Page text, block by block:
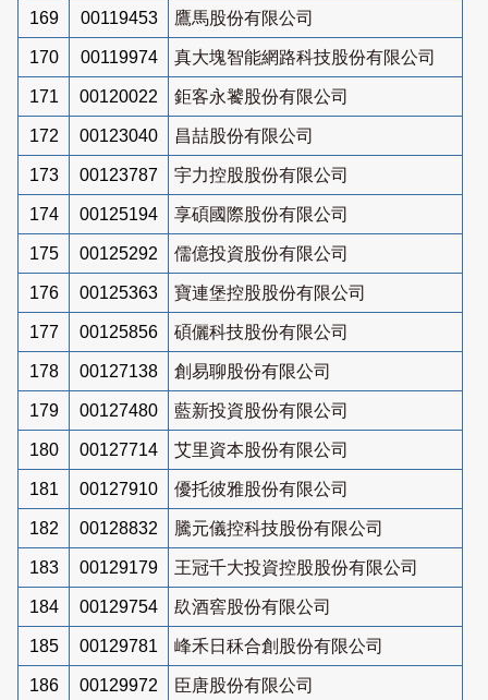
169 00119453 鷹馬股份有限公司
170 00119974 真大塊智能網路科技股份有限公司
171 00120022 鉅客永饕股份有限公司
172 00123040 昌喆股份有限公司
173 00123787 宇力控股股份有限公司
174 00125194 享碩國際股份有限公司
175 00125292 儒億投資股份有限公司
176 00125363 寶連堡控股股份有限公司
177 00125856 碩儷科技股份有限公司
178 00127138 創易聊股份有限公司
179 00127480 藍新投資股份有限公司
180 00127714 艾里資本股份有限公司
181 00127910 優托彼雅股份有限公司
182 00128832 騰元儀控科技股份有限公司
183 00129179 王冠千大投資控股股份有限公司
184 00129754 镹酒窖股份有限公司
185 00129781 峰禾日秝合創股份有限公司
186 00129972 臣唐股份有限公司